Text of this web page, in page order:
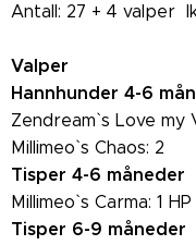
Antall: 27 + 4 valper
Valper
Hannhunder 4-6
Zendream` s Love my
Millimeo` s Chaos: 2
Tisper 4-6 måneder
Millimeo` s Carma: 1
Tisper 6-9 måneder